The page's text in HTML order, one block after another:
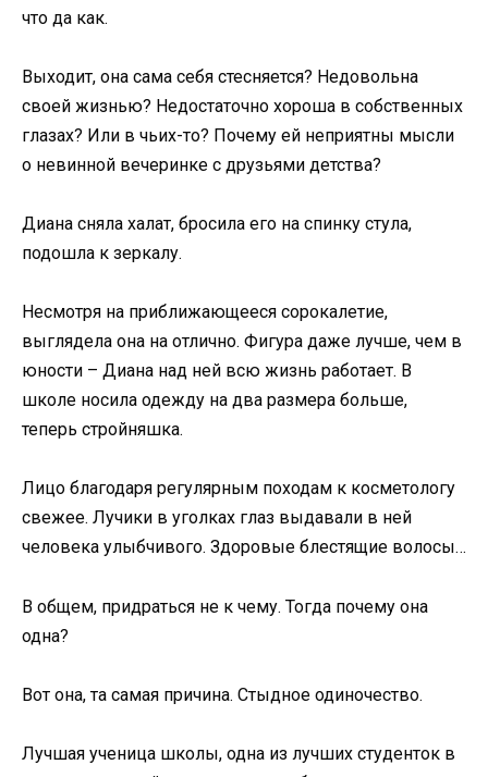
что да как.
Выходит, она сама себя стесняется? Недовольна
своей жизнью? Недостаточно хороша в собственных
глазах? Или в чьих-то? Почему ей неприятны мысли
о невинной вечеринке с друзьями детства?
Диана сняла халат, бросила его на спинку стула,
подошла к зеркалу.
Несмотря на приближающееся сорокалетие,
выглядела она на отлично. Фигура даже лучше, чем в
юности – Диана над ней всю жизнь работает. В
школе носила одежду на два размера больше,
теперь стройняшка.
Лицо благодаря регулярным походам к косметологу
свежее. Лучики в уголках глаз выдавали в ней
человека улыбчивого. Здоровые блестящие волосы…
В общем, придраться не к чему. Тогда почему она
одна?
Вот она, та самая причина. Стыдное одиночество.
Лучшая ученица школы, одна из лучших студенток в